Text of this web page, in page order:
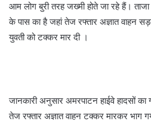
आम लोग बुरी तरह जख्मी होते जा रहे हैं। ताजा
के पास का है जहां तेज रफ्तार अज्ञात वाहन
युवती को टक्कर मार दी ।
जानकारी अनुसार अमरपाटन हाईवे हादसों का
तेज रफ्तार अज्ञात वाहन टक्कर मारकर भाग